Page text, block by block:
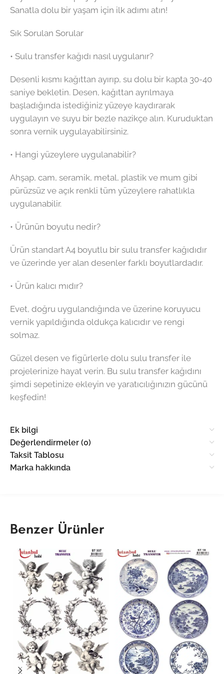
Sanatla dolu bir yaşam için ilk adımı atın!
Sık Sorulan Sorular
• Sulu transfer kağıdı nasıl uygulanır?
Desenli kısmı kağıttan ayırıp, su dolu bir kapta 30-40
saniye bekletin. Desen, kağıttan ayrılmaya
başladığında istediğiniz yüzeye kaydırarak
uygulayın ve suyu bir bezle nazikçe alın. Kuruduktan
sonra vernik uygulayabilirsiniz.
• Hangi yüzeylere uygulanabilir?
Ahşap, cam, seramik, metal, plastik ve mum gibi
pürüzsüz ve açık renkli tüm yüzeylere rahatlıkla
uygulanabilir.
• Ürünün boyutu nedir?
Ürün standart A4 boyutlu bir sulu transfer kağıdıdır
ve üzerinde yer alan desenler farklı boyutlardadır.
• Ürün kalıcı mıdır?
Evet, doğru uygulandığında ve üzerine koruyucu
vernik yapıldığında oldukça kalıcıdır ve rengi
solmaz.
Güzel desen ve figürlerle dolu sulu transfer ile
projelerinize hayat verin. Bu sulu transfer kağıdını
şimdi sepetinize ekleyin ve yaratıcılığınızın gücünü
keşfedin!
Ek bilgi
Değerlendirmeler (0)
Taksit Tablosu
Marka hakkında
Benzer Ürünler